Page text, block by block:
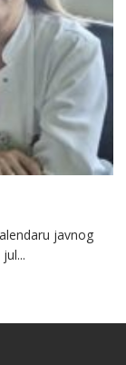
javnog